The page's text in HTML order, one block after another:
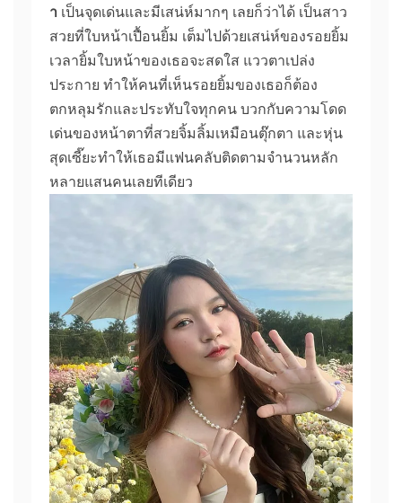
า เป็นจุดเด่นและมีเสน่ห์มากๆ เลยก็ว่าได้ เป็นสาว
สวยที่ใบหน้าเปื้อนยิ้ม เต็มไปด้วยเสน่ห์ของรอยยิ้ม
เวลายิ้มใบหน้าของเธอจะสดใส แววตาเปล่ง
ประกาย ทำให้คนที่เห็นรอยยิ้มของเธอก็ต้อง
ตกหลุมรักและประทับใจทุกคน บวกกับความโดด
เด่นของหน้าตาที่สวยจิ้มลิ้มเหมือนตุ๊กตา และหุ่น
สุดเซี๊ยะทำให้เธอมีแฟนคลับติดตามจำนวนหลัก
หลายแสนคนเลยทีเดียว